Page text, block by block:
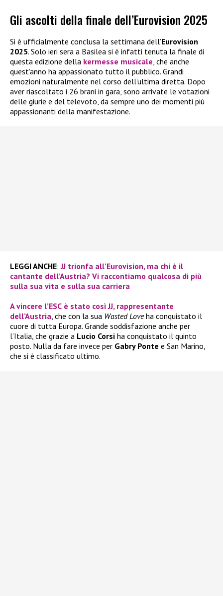
Gli ascolti della finale dell’Eurovision 2025
Si è ufficialmente conclusa la settimana dell’Eurovision
2025. Solo ieri sera a Basilea si è infatti tenuta la finale di
questa edizione della kermesse musicale , che anche
quest’anno ha appassionato tutto il pubblico. Grandi
emozioni naturalmente nel corso dell’ultima diretta. Dopo
aver riascoltato i 26 brani in gara, sono arrivate le votazioni
delle giurie e del televoto, da sempre uno dei momenti più
appassionanti della manifestazione.
LEGGI ANCHE:JJ trionfa all’Eurovision, ma chi è il
cantante dell’Austria? Vi raccontiamo qualcosa di più
sulla sua vita e sulla sua carriera
A vincere l’ESC è stato cosìJJ, rappresentante
dell’Austria , che con la sua Wasted Loveha conquistato il
cuore di tutta Europa. Grande soddisfazione anche per
l’Italia, che grazie a Lucio Corsi ha conquistato il quinto
posto. Nulla da fare invece per Gabry Ponte e San Marino,
che si è classificato ultimo.